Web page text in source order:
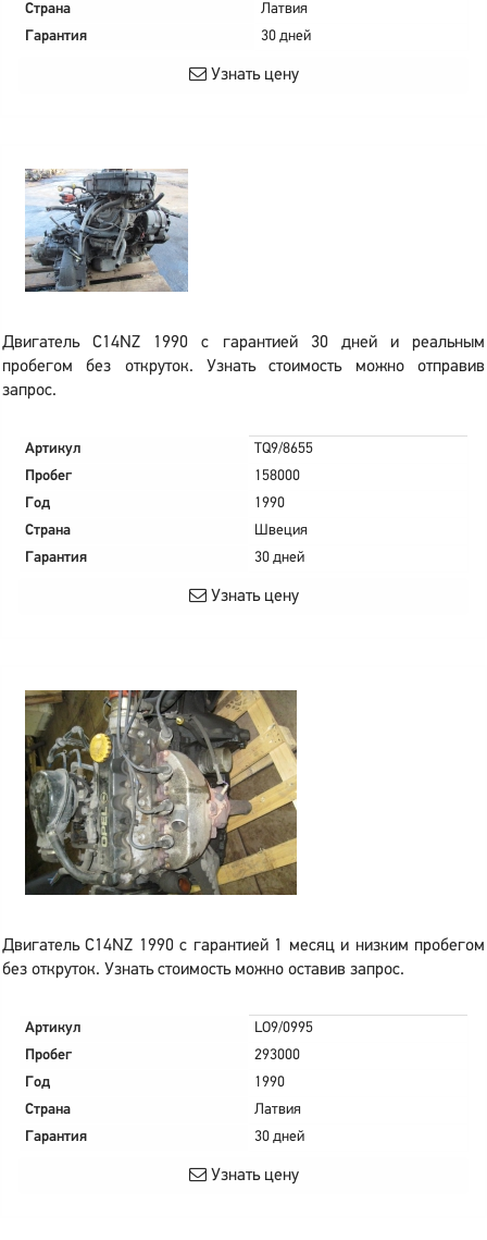
Страна
Латвия
Гарантия
30 дней
Узнать цену
Двигатель C14NZ 1990 с гарантией 30 дней и реальным
пробегом без откруток. Узнать стоимость можно отправив
запрос.
Артикул
TQ9/8655
Пробег
158000
Год
1990
Страна
Швеция
Гарантия
30 дней
Узнать цену
Двигатель C14NZ 1990 с гарантией 1 месяц и низким пробегом
без откруток. Узнать стоимость можно оставив запрос.
Артикул
LO9/0995
Пробег
293000
Год
1990
Страна
Латвия
Гарантия
30 дней
Узнать цену